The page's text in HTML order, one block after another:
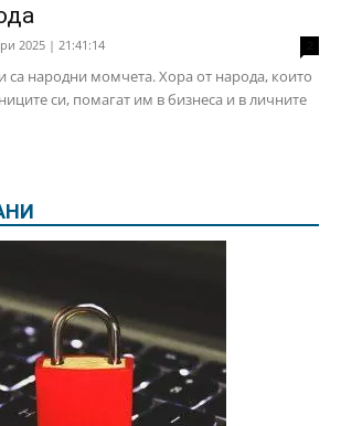
2025 | 21:41:14
са народни момчета. Хора от народа, които
си, помагат им в бизнеса и в личните